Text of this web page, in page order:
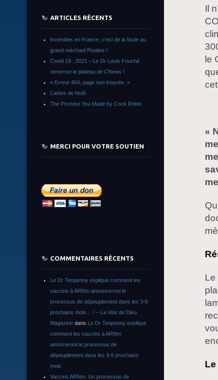
Il
le
«
Le
ARTICLES RÉCENTS
Incendies en France, c’est de la faute au
grand méchant Poutine !
Covid 19 : 2021 – Le Dr Louis Fouché
renverse le plateau de CNews !
« Erreur 404, page non trouvée. »
L’arbre de Noêl
The Promise You Made by Cock Robin
MERCI POUR VOTRE SOUTIEN
COMMENTAIRES RÉCENTS
Le Dr Tenpenny explique comment les
vaccins à ARNm annonceront le
processus de dépeuplement dans les 3-6
prochains mois… ! – La Voix de Dieu
Magazine dans Le Dr Tenpenny explique
comment les vaccins à ARNm
amorceront le processus de
dépeuplement dans les 3-6 prochains
mois
Vaccins ARNm: Un processus de